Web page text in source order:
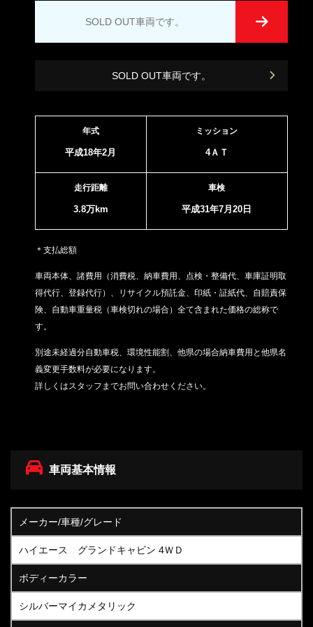
SOLD OUT車両です。
SOLD OUT車両です。
年式
平成18年2月
ミッション
4ＡＴ
走行距離
3.8万km
車検
平成31年7月20日
＊支払総額
車両本体、諸費用（消費税、納車費用、点検・整備代、車庫証明取
得代行、登録代行）、リサイクル預託金、印紙・証紙代、 自賠責保
険、自動車重量税（車検切れの場合） 全て含まれた価格の総称で
す。
別途未経過分自動車税、環境性能割、他県の場合納車費用と他県名
義変更手数料が必要になります。
詳しくはスタッフまでお問い合わせください。
車両基本情報
メーカー/車種/グレード
ハイエース グランドキャビン 4ＷＤ
ボディーカラー
シルバーマイカメタリック